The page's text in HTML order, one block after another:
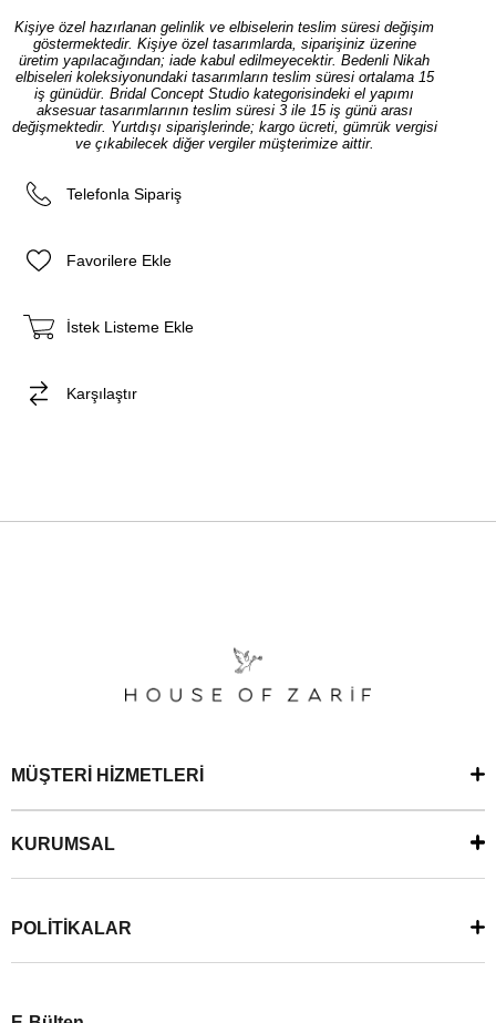
Kişiye özel hazırlanan gelinlik ve elbiselerin teslim süresi değişim
göstermektedir. Kişiye özel tasarımlarda, siparişiniz üzerine
üretim yapılacağından; iade kabul edilmeyecektir. Bedenli Nikah
elbiseleri koleksiyonundaki tasarımların teslim süresi ortalama 15
iş günüdür. Bridal Concept Studio kategorisindeki el yapımı
aksesuar tasarımlarının teslim süresi 3 ile 15 iş günü arası
değişmektedir. Yurtdışı siparişlerinde; kargo ücreti, gümrük vergisi
ve çıkabilecek diğer vergiler müşterimize aittir.
Telefonla Sipariş
Favorilere Ekle
İstek Listeme Ekle
Karşılaştır
MÜŞTERİ HİZMETLERİ
KURUMSAL
POLİTİKALAR